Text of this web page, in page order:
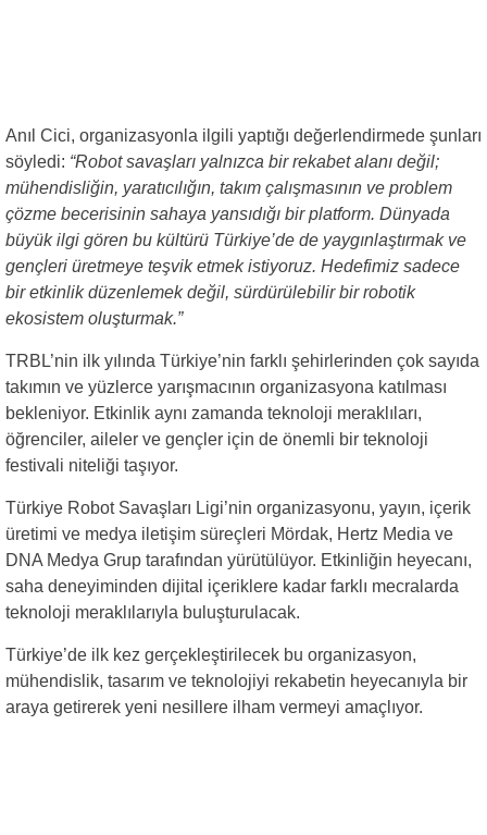
Anıl Cici, organizasyonla ilgili yaptığı değerlendirmede şunları
söyledi: “Robot savaşları yalnızca bir rekabet alanı değil;
mühendisliğin, yaratıcılığın, takım çalışmasının ve problem
çözme becerisinin sahaya yansıdığı bir platform. Dünyada
büyük ilgi gören bu kültürü Türkiye’de de yaygınlaştırmak ve
gençleri üretmeye teşvik etmek istiyoruz. Hedefimiz sadece
bir etkinlik düzenlemek değil, sürdürülebilir bir robotik
ekosistem oluşturmak.”
TRBL’nin ilk yılında Türkiye’nin farklı şehirlerinden çok sayıda
takımın ve yüzlerce yarışmacının organizasyona katılması
bekleniyor. Etkinlik aynı zamanda teknoloji meraklıları,
öğrenciler, aileler ve gençler için de önemli bir teknoloji
festivali niteliği taşıyor.
Türkiye Robot Savaşları Ligi’nin organizasyonu, yayın, içerik
üretimi ve medya iletişim süreçleri Mördak, Hertz Media ve
DNA Medya Grup tarafından yürütülüyor. Etkinliğin heyecanı,
saha deneyiminden dijital içeriklere kadar farklı mecralarda
teknoloji meraklılarıyla buluşturulacak.
Türkiye’de ilk kez gerçekleştirilecek bu organizasyon,
mühendislik, tasarım ve teknolojiyi rekabetin heyecanıyla bir
araya getirerek yeni nesillere ilham vermeyi amaçlıyor.